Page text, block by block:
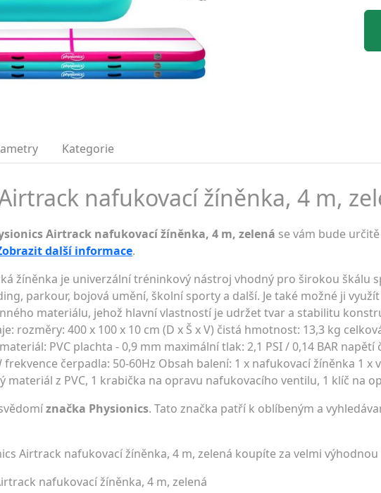
Kategorie
nafukovací žíněnka, 4 m,
Airtrack nafukovací žíněnka, 4 m, zelená se vám bude
další informace.
žíněnka je univerzální tréninkový nástroj vhodný pro širokou škálu
parkour, bojová umění, školní sporty a další. Je také možné ji
materiálu, jehož hlavní vlastností je udržet tvar a stabilitu
rozměry: 400 x 100 x 10 cm (D x Š x V) čistá hmotnost: 13,3 kg
PVC plachta - 0,9 mm maximální tlak: 2,1 PSI / 0,14 BAR napětí
frekvence čerpadla: 50-60Hz Obsah balení: 1 x nafukovací žíněnka 1 x
materiál z PVC, 1 krabička na opravu nafukovacího ventilu, 1 klíč na
značka Physionics. Tato značka patří k oblíbeným a
Airtrack nafukovací žíněnka, 4 m, zelená koupíte za velmi výhodnou
nafukovací žíněnka, 4 m, zelená